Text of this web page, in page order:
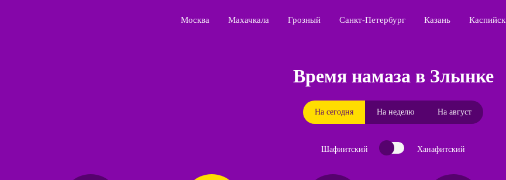
Москва Махачкала Грозный Санкт-Петербург Казань Каспийск
Время намаза в Злынке
На сегодня На неделю На август
Шафиитский Ханафитский